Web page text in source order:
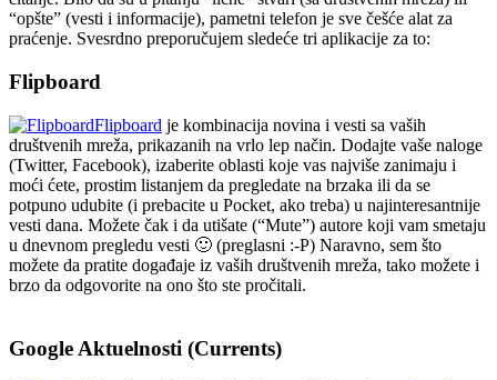
“opšte” (vesti i informacije), pametni telefon je sve češće alat za
praćenje. Svesrdno preporučujem sledeće tri aplikacije za to:
Flipboard
Flipboard je kombinacija novina i vesti sa vaših
društvenih mreža, prikazanih na vrlo lep način. Dodajte vaše naloge
(Twitter, Facebook), izaberite oblasti koje vas najviše zanimaju i
moći ćete, prostim listanjem da pregledate na brzaka ili da se
potpuno udubite (i prebacite u Pocket, ako treba) u najinteresantnije
vesti dana. Možete čak i da utišate (“Mute”) autore koji vam smetaju
u dnevnom pregledu vesti 🙂 (preglasni :-P) Naravno, sem što
možete da pratite događaje iz vaših društvenih mreža, tako možete i
brzo da odgovorite na ono što ste pročitali.
Google Aktuelnosti (Currents)